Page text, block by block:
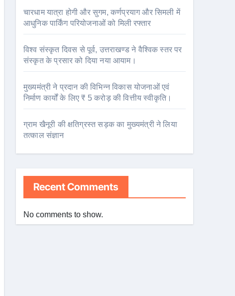
चारधाम यात्रा होगी और सुगम, कर्णप्रयाग और सिमली में
आधुनिक पार्किंग परियोजनाओं को मिली रफ्तार
विश्व संस्कृत दिवस से पूर्व, उत्तराखण्ड ने वैश्विक स्तर पर
संस्कृत के प्रसार को दिया नया आयाम।
मुख्यमंत्री ने प्रदान की विभिन्न विकास योजनाओं एवं
निर्माण कार्यों के लिए ₹ 5 करोड़ की वित्तीय स्वीकृति।
ग्राम खैनूरी की क्षतिग्रस्त सड़क का मुख्यमंत्री ने लिया
तत्काल संज्ञान
Recent Comments
No comments to show.